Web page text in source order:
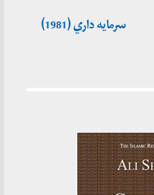
سرمايه داري (1981)